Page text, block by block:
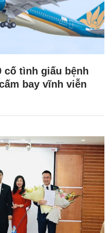
cố tình giấu bệnh
bay vĩnh viễn